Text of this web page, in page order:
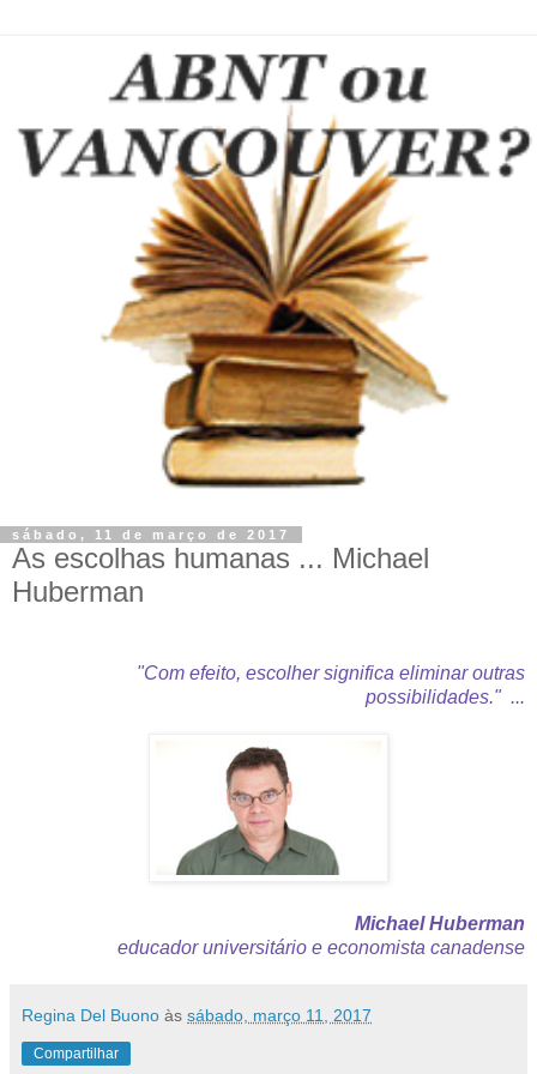
sábado, 11 de março de 2017
As escolhas humanas ... Michael
Huberman
"Com efeito, escolher significa eliminar outras
possibilidades." ...
Michael Huberman
educador universitário e economista canadense
Regina Del Buono às sábado, março 11, 2017
Compartilhar